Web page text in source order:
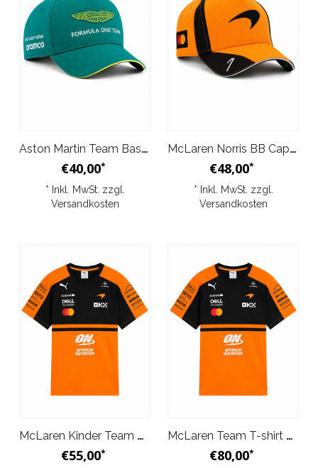
Aston Martin Team Baseball Cap Grün 2026
€40,00*
* Inkl. MwSt. zzgl.
Versandkosten
McLaren Norris BB Cap Papaya 2026
€48,00*
* Inkl. MwSt. zzgl.
Versandkosten
McLaren Kinder Team T-Shirt Papaya 2026
€55,00*
McLaren Team T-shirt Papaya 2026
€80,00*